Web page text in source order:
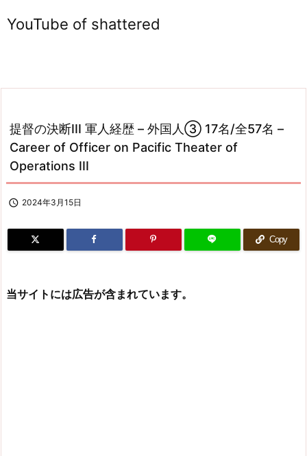
YouTube of shattered
提督の決断III 軍人経歴 – 外国人③ 17名/全57名 –
Career of Officer on Pacific Theater of
Operations III
 2024年3月15日
Copy
当サイトには広告が含まれています。